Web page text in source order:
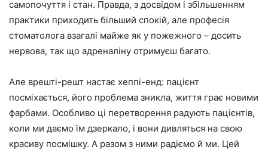
самопочуття і стан. Правда, з досвідом і збільшенням
практики приходить більший спокій, але професія
стоматолога взагалі майже як у пожежного – досить
нервова, так що адреналіну отримуєш багато.
Але врешті-решт настає хеппі-енд: пацієнт
посміхається, його проблема зникла, життя грає новими
фарбами. Особливо ці перетворення радують пацієнтів,
коли ми даємо їм дзеркало, і вони дивляться на свою
красиву посмішку. А разом з ними радіємо й ми. Цей